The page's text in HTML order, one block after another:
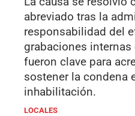
abreviado tras la
responsabilidad del
grabaciones internas
fueron clave para
sostener la condena
inhabilitación.
LOCALES